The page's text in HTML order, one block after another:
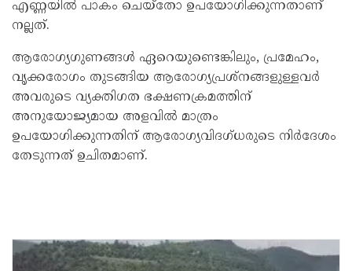
എണ്ണയിൽ പാകം ചെയ്തോ ഉപയോഗിക്കുന്നതാണ്
നല്ലത്.
ആരോഗ്യഗുണങ്ങൾ ഏറെയുണ്ടെങ്കിലും, പ്രമേഹം,
വൃക്കരോഗം തുടങ്ങിയ ആരോഗ്യപ്രശ്നങ്ങളുള്ളവർ
അവരുടെ വ്യക്തിഗത ഭക്ഷണക്രമത്തിന്
അനുയോജ്യമായ അളവിൽ മാത്രം
ഉപയോഗിക്കുന്നതിന് ആരോഗ്യവിദഗ്ധരുടെ നിർദേശം
തേടുന്നത് ഉചിതമാണ്.